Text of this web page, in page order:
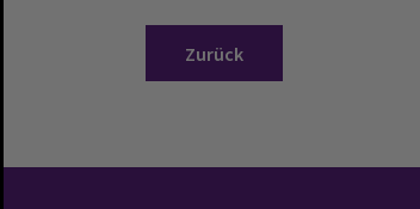
Zurück